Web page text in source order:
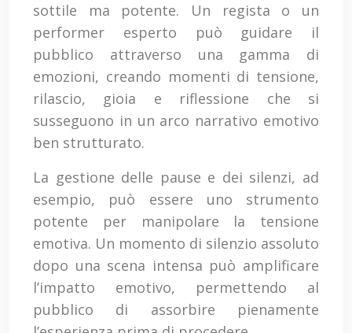
sottile ma potente. Un regista o un
performer esperto può guidare il
pubblico attraverso una gamma di
emozioni, creando momenti di tensione,
rilascio, gioia e riflessione che si
susseguono in un arco narrativo emotivo
ben strutturato.
La gestione delle pause e dei silenzi, ad
esempio, può essere uno strumento
potente per manipolare la tensione
emotiva. Un momento di silenzio assoluto
dopo una scena intensa può amplificare
l’impatto emotivo, permettendo al
pubblico di assorbire pienamente